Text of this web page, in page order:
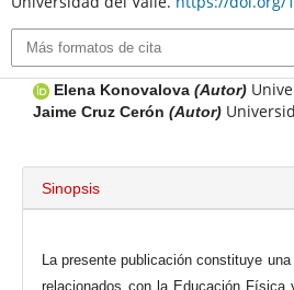
Más formatos de cita
Elena Konovalova (Autor)
Jaime Cruz Cerón (Autor)
Sinopsis
La presente publicación constituye